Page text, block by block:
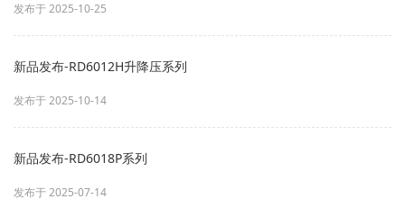
发布于 2025-10-25
新品发布-RD6012H升降压系列
发布于 2025-10-14
新品发布-RD6018P系列
发布于 2025-07-14